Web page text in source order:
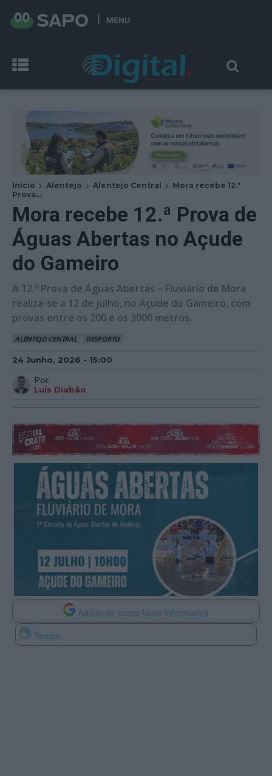
MENU
Início Alentejo Alentejo Central
Mora recebe 12.ª
Prova...
Mora recebe 12.ª Prova de
Águas Abertas no Açude
do Gameiro
A 12.ª Prova de Águas Abertas – Fluviário de Mora
realiza-se a 12 de julho, no Açude do Gameiro, com
provas entre os 200 e os 3000 metros.
ALENTEJO CENTRAL DESPORTO
24 Junho, 2026 - 15:00
Por:
Luís Diabão
Adicionar como fonte informativa
Tempo